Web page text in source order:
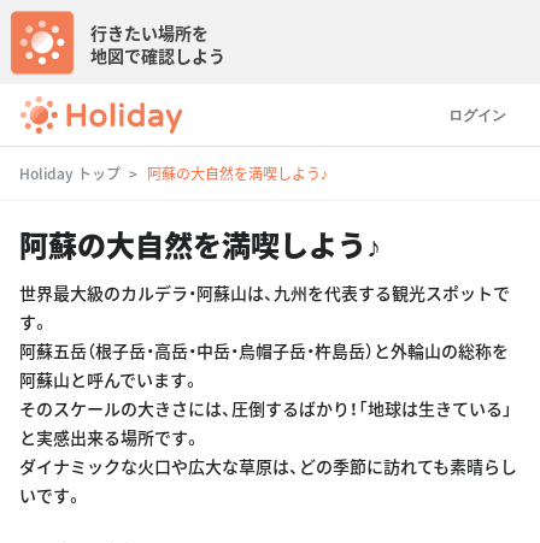
ログイン
行きたい場所を
地図で確認しよう
Holiday トップ 阿蘇の大自然を満喫しよう♪
阿蘇の大自然を満喫しよう♪
世界最大級のカルデラ・阿蘇山は、九州を代表する観光スポットで
す。
阿蘇五岳（根子岳・高岳・中岳・烏帽子岳・杵島岳）と外輪山の総称を
阿蘇山と呼んでいます。
そのスケールの大きさには、圧倒するばかり！「地球は生きている」
と実感出来る場所です。
ダイナミックな火口や広大な草原は、どの季節に訪れても素晴らし
いです。